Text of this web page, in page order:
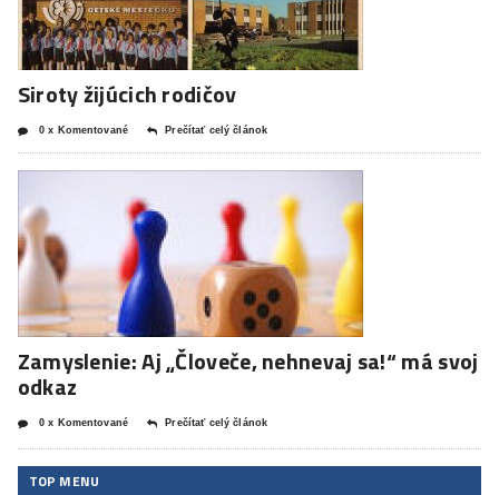
Siroty žijúcich rodičov
0 x Komentované Prečítať celý článok
Zamyslenie: Aj „Človeče, nehnevaj sa!“ má svoj
odkaz
0 x Komentované Prečítať celý článok
TOP MENU